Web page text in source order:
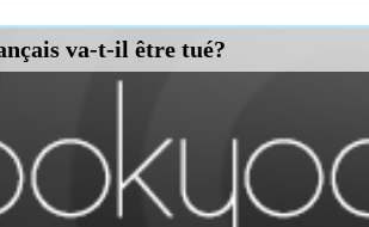
Lire la suite
va-t-il être tué?